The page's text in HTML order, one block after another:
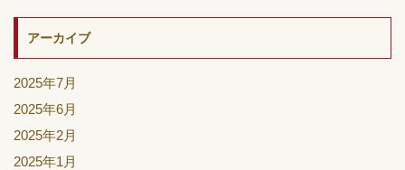
アーカイブ
2025年7月
2025年6月
2025年2月
2025年1月